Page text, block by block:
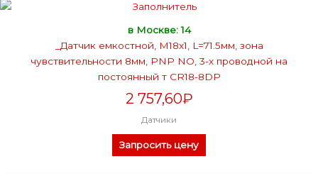
в Москве: 14
_Датчик емкостной, М18х1, L=71.5мм, зона
чувствительности 8мм, PNP NO, 3-х проводной на
постоянный т CR18-8DP
2 757,60₽
Датчики
Запросить цену